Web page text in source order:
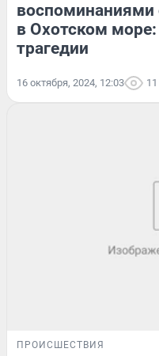
в Охотском
трагедии
16 октября, 2024, 12:03
ПРОИСШЕСТВИЯ